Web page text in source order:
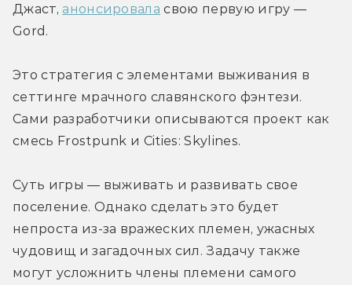
Джаст, анонсировала свою первую игру —
Gord.
Это стратегия с элементами выживания в
сеттинге мрачного славянского фэнтези.
Сами разработчики описываются проект как
смесь Frostpunk и Cities: Skylines.
Суть игры — выживать и развивать свое
поселение. Однако сделать это будет
непроста из-за вражеских племен, ужасных
чудовищ и загадочных сил. Задачу также
могут усложнить члены племени самого